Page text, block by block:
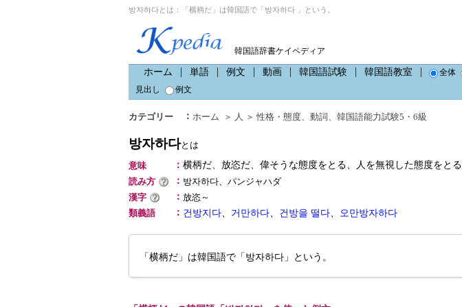
방자하다とは：「横柄だ」は韓国語で「방자하다 」という。
韓国語辞書ケイペディア
ホーム 単語 例文 動画 韓国語試験 韓国語教室
全体
見出し
例文
カテゴリー ： ホーム ＞ 人 ＞性格・態度、 動詞 、 韓国語能力試験5・6級
방자하다とは
意味
： 横柄だ、放恣だ、偉そうな態度をとる、人を無視した態度をとる
読み方
： 방자하다、パンジャハダ
漢字
： 放恣～
類義語
： 건방지다、 거만하다、 건방을 떨다、 오만방자하다
「横柄だ」は韓国語で「방자하다」という。